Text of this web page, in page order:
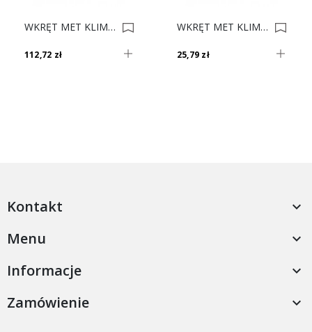
WKRĘT MET KLIMAS 4.0x20 Op. 4510 5 Kg 0033114
112,72 zł
WKRĘT MET KLIMAS 6.0x40 Op. 200 0013902
25,79 zł
Kontakt 
Menu 
Informacje 
Zamówienie 